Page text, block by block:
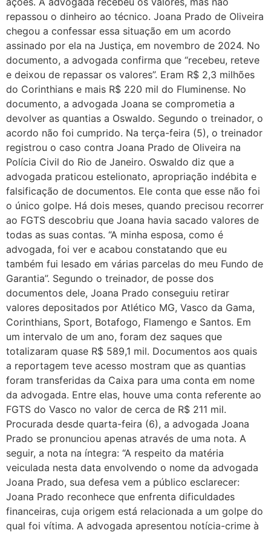
repassou o dinheiro ao técnico. Joana Prado de Oliveira
chegou a confessar essa situação em um acordo
assinado por ela na Justiça, em novembro de 2024. No
documento, a advogada confirma que “recebeu, reteve
e deixou de repassar os valores”. Eram R$ 2,3 milhões
do Corinthians e mais R$ 220 mil do Fluminense. No
documento, a advogada Joana se comprometia a
devolver as quantias a Oswaldo. Segundo o treinador, o
acordo não foi cumprido. Na terça-feira (5), o treinador
registrou o caso contra Joana Prado de Oliveira na
Polícia Civil do Rio de Janeiro. Oswaldo diz que a
advogada praticou estelionato, apropriação indébita e
falsificação de documentos. Ele conta que esse não foi
o único golpe. Há dois meses, quando precisou recorrer
ao FGTS descobriu que Joana havia sacado valores de
todas as suas contas. “A minha esposa, como é
advogada, foi ver e acabou constatando que eu
também fui lesado em várias parcelas do meu Fundo de
Garantia”. Segundo o treinador, de posse dos
documentos dele, Joana Prado conseguiu retirar
valores depositados por Atlético MG, Vasco da Gama,
Corinthians, Sport, Botafogo, Flamengo e Santos. Em
um intervalo de um ano, foram dez saques que
totalizaram quase R$ 589,1 mil. Documentos aos quais
a reportagem teve acesso mostram que as quantias
foram transferidas da Caixa para uma conta em nome
da advogada. Entre elas, houve uma conta referente ao
FGTS do Vasco no valor de cerca de R$ 211 mil.
Procurada desde quarta-feira (6), a advogada Joana
Prado se pronunciou apenas através de uma nota. A
seguir, a nota na íntegra: “A respeito da matéria
veiculada nesta data envolvendo o nome da advogada
Joana Prado, sua defesa vem a público esclarecer:
Joana Prado reconhece que enfrenta dificuldades
financeiras, cuja origem está relacionada a um golpe do
qual foi vítima. A advogada apresentou notícia-crime à